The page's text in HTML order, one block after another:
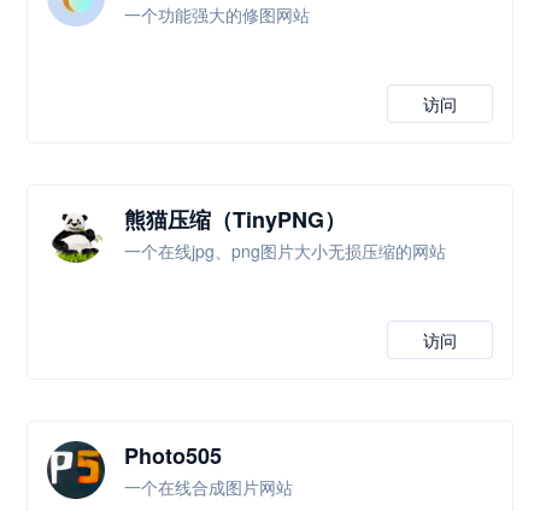
一个功能强大的修图网站
访问
熊猫压缩（TinyPNG）
一个在线jpg、png图片大小无损压缩的网站
访问
Photo505
一个在线合成图片网站